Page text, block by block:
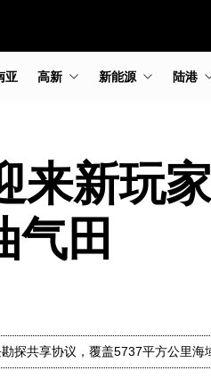
亚 高新 新能源 陆港
来新玩
气田
探共享协议，覆盖5737平方公里海